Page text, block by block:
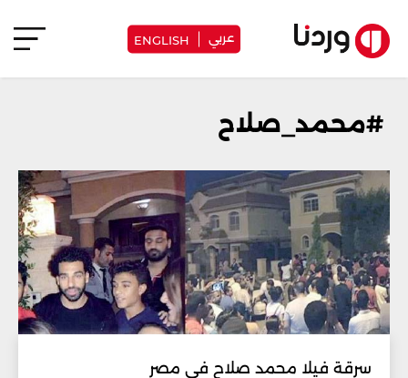
عربي ENGLISH
#محمد_صلاح
سرقة فيلا محمد صلاح في مصر